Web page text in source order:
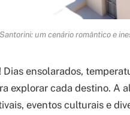
um cenário romântico e
ensolarados,
explorar cada destino. A
eventos culturais e